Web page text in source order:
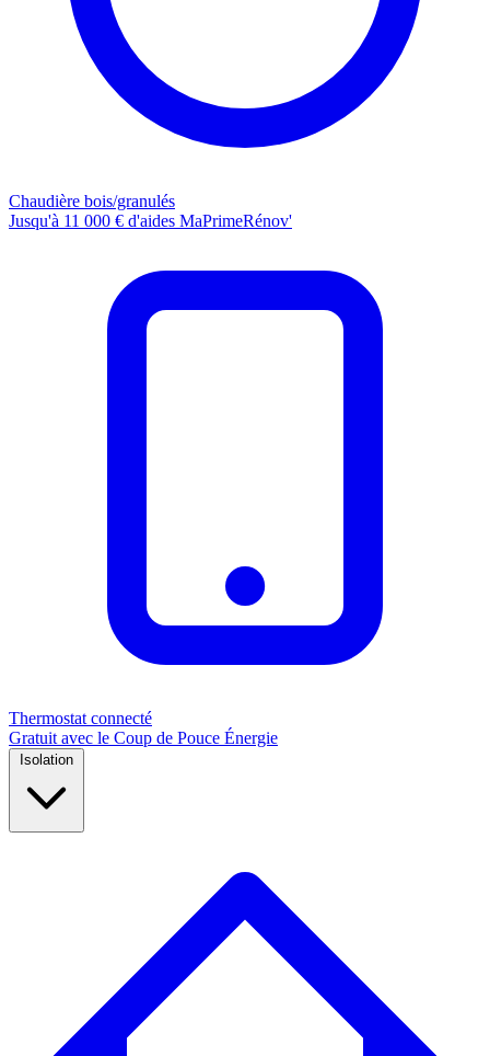
Chaudière bois/granulés
Jusqu'à 11 000 € d'aides MaPrimeRénov'
Thermostat connecté
Gratuit avec le Coup de Pouce Énergie